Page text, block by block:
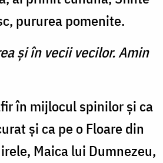
pururea pomenite.
şi în vecii vecilor. Amin
în mijlo­cul spinilor şi ca
şi ca pe o Floare din
Maica lui Dumnezeu,